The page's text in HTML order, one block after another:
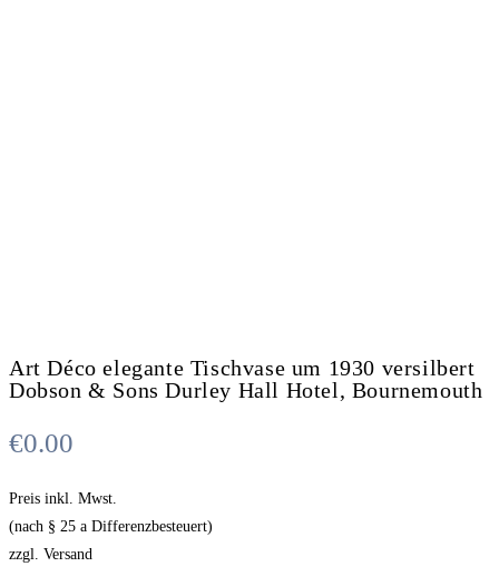
Art Déco elegante Tischvase um 1930 versilbert
Dobson & Sons Durley Hall Hotel, Bournemouth
€0.00
Preis inkl. Mwst.
(nach § 25 a Differenzbesteuert)
zzgl. Versand